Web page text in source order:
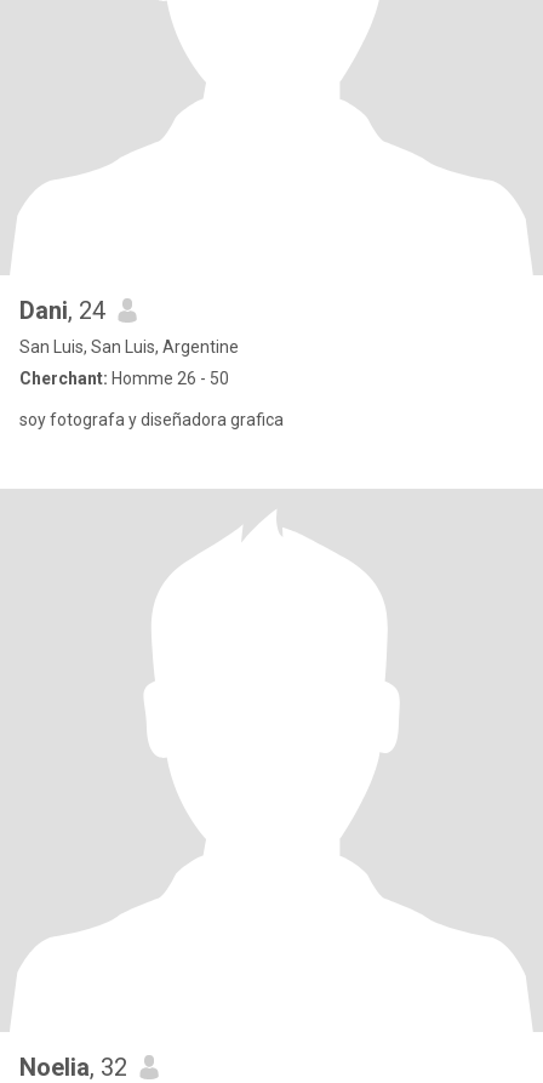
Dani, 24
San Luis, San Luis, Argentine
Cherchant: Homme 26 - 50
soy fotografa y diseñadora grafica
Noelia, 32